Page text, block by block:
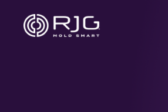
contenido